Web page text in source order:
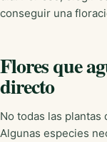
conseguir una
Flores que
directo
No todas las
Algunas especies